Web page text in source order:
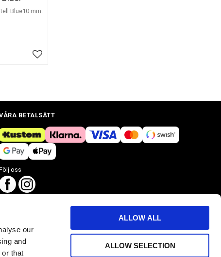
our
and
or that
ALLOW ALL
ALLOW SELECTION
Blue10 mm.
Lägg till i favoriter
BETALSÄTT
oss